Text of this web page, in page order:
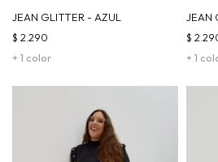
JEAN GLITTER - AZUL
+ 1 color
$ 2.290
JEAN
+ 1
$